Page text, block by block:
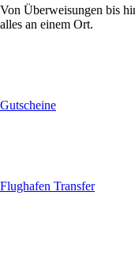
Von Überweisungen bis
alles an einem Ort.
Gutscheine
Flughafen Transfer